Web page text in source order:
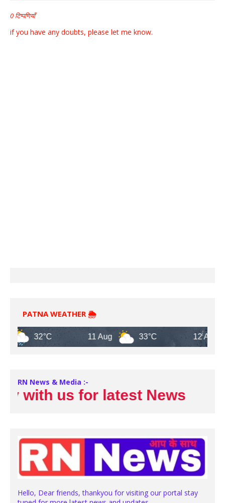
0 टिप्पणियाँ
if you have any doubts, please let me know.
PATNA WEATHER 🌦️
32°C 11 Aug 33°C 12 Aug
RN News & Media :-
us for latest News
Hello, Dear friends, thankyou for visiting our portal stay